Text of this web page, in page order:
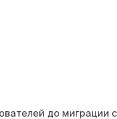
до миграции